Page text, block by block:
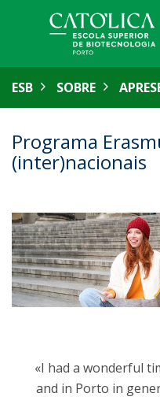
ESB SOBRE
Programa
(inter)nacionais
«I had a wonderful
and in Porto in